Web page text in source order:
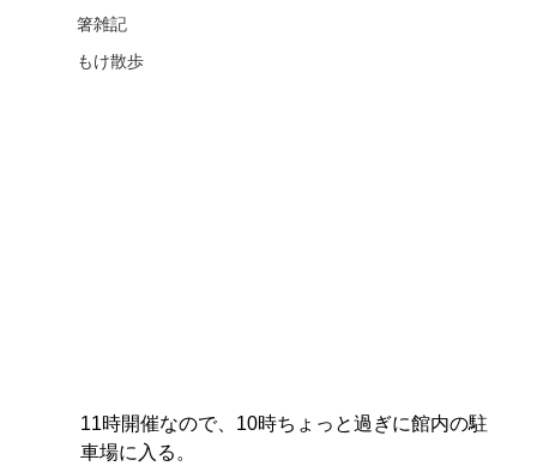
箸雑記
もけ散歩
11時開催なので、10時ちょっと過ぎに館内の駐
車場に入る。